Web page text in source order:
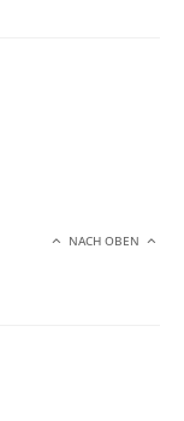
NACH OBEN